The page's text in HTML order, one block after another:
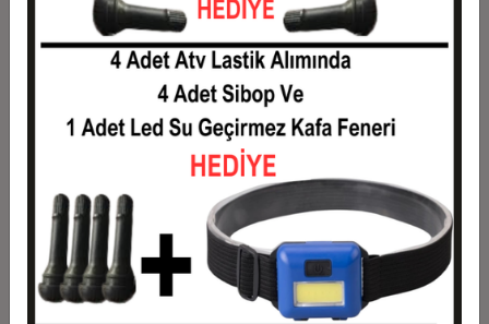
Taksit Taksit Tutarı
Toplam Tutar
1
1,20 TL
1,20 TL
0,60 TL
3
0,43 TL
1,28 TL
0,33 TL
5
0,27 TL
6
0,23 TL
1,36 TL
7
0,20 TL
1,38 TL
8
1,40 TL